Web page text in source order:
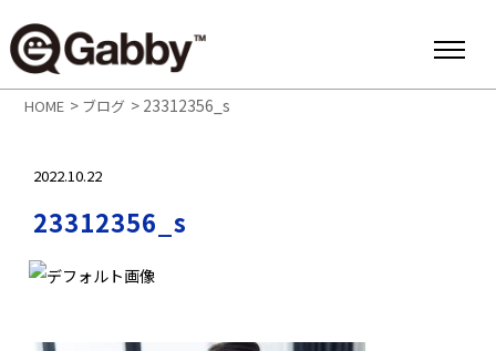
HOME > ブログ > 23312356_s
2022.10.22
23312356_s